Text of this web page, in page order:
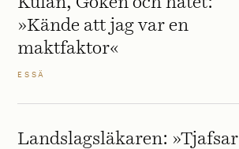
»Kände att jag var en
maktfaktor«
ESSÄ
Landslagsläkaren: »Tjafsar